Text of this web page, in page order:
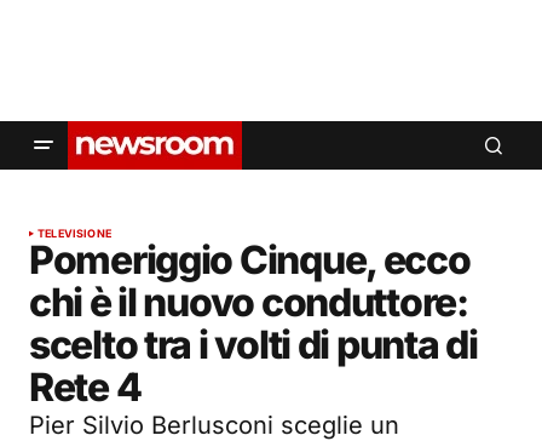
TELEVISIONE
Pomeriggio Cinque, ecco
chi è il nuovo conduttore:
scelto tra i volti di punta di
Rete 4
Pier Silvio Berlusconi sceglie un